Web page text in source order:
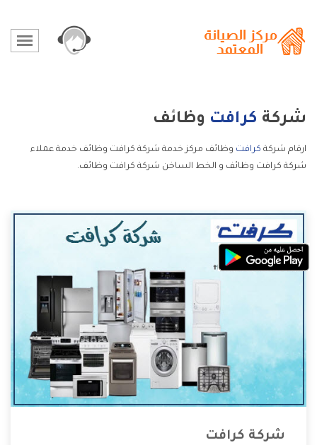
شركة كرافت وظائف
ارقام شركة كرافت وظائف مركز خدمة شركة كرافت وظائف خدمة عملاء
شركة كرافت وظائف و الخط الساخن شركة كرافت وظائف.
شركة كرافت